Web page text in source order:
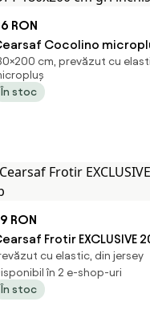
RON
Cocolino
180x200 cm gri
cm, prevăzut cu
În stoc
RON
Frotir EXCLUSIVE
cu elastic, din jersey
în 2 e-shop-uri
În stoc